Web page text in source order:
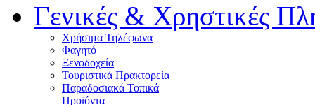
Γενικές & Χρηστικές
Χρήσιμα Τηλέφωνα
Φαγητό
Ξενοδοχεία
Τουριστικά Πρακτορεία
Παραδοσιακά Τοπικά
Προϊόντα